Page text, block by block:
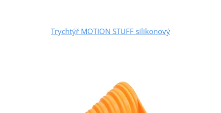
Trychtýř MOTION STUFF silikonový